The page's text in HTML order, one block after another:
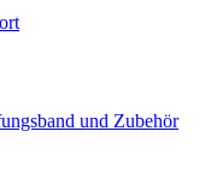
und Zubehör